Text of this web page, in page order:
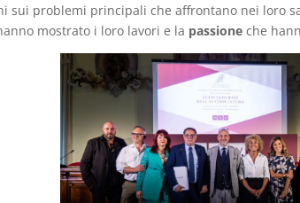
sui problemi principali che affrontano nei loro
mostrato i loro lavori e la passioneche